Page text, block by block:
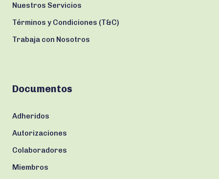
Nuestros Servicios
Términos y Condiciones (T&C)
Trabaja con Nosotros
Documentos
Adheridos
Autorizaciones
Colaboradores
Miembros